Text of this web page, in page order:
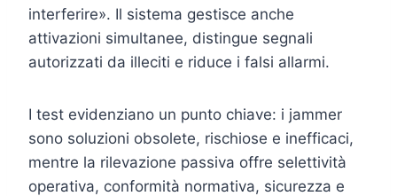
interferire». Il sistema gestisce anche
attivazioni simultanee, distingue segnali
autorizzati da illeciti e riduce i falsi allarmi.
I test evidenziano un punto chiave: i jammer
sono soluzioni obsolete, rischiose e inefficaci,
mentre la rilevazione passiva offre selettività
operativa, conformità normativa, sicurezza e